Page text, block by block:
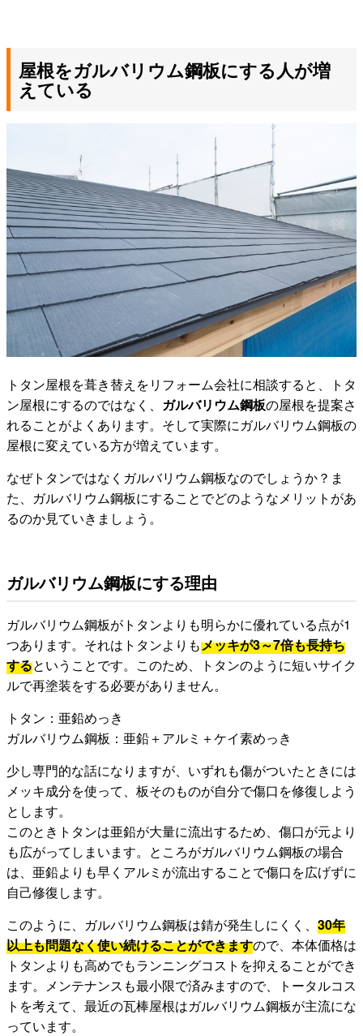
屋根をガルバリウム鋼板にする人が増
えている
トタン屋根を葺き替えをリフォーム会社に相談すると、トタ
ン屋根にするのではなく、 ガルバリウム鋼板の屋根を提案さ
れることがよくあります。そして実際にガルバリウム鋼板の
屋根に変えている方が増えています。
なぜトタンではなくガルバリウム鋼板なのでしょうか？ま
た、ガルバリウム鋼板にすることでどのようなメリットがあ
るのか見ていきましょう。
ガルバリウム鋼板にする理由
ガルバリウム鋼板がトタンよりも明らかに優れている点が1
つあります。それはトタンよりもメッキが3～7倍も長持ち
するということです。このため、トタンのように短いサイク
ルで再塗装をする必要がありません。
トタン：亜鉛めっき
ガルバリウム鋼板：亜鉛＋アルミ＋ケイ素めっき
少し専門的な話になりますが、いずれも傷がついたときには
メッキ成分を使って、板そのものが自分で傷口を修復しよう
とします。
このときトタンは亜鉛が大量に流出するため、傷口が元より
も広がってしまいます。ところがガルバリウム鋼板の場合
は、亜鉛よりも早くアルミが流出することで傷口を広げずに
自己修復します。
このように、ガルバリウム鋼板は錆が発生しにくく、 30年
以上も問題なく使い続けることができますので、本体価格は
トタンよりも高めでもランニングコストを抑えることができ
ます。メンテナンスも最小限で済みますので、トータルコス
トを考えて、最近の瓦棒屋根はガルバリウム鋼板が主流にな
っています。